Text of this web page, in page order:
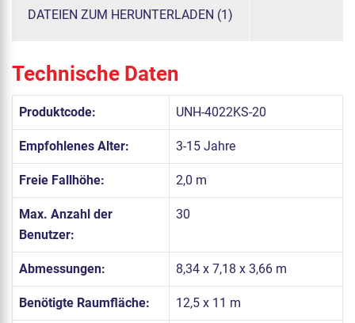
DATEIEN ZUM HERUNTERLADEN (1)
Technische Daten
Produktcode: UNH-4022KS-20
Empfohlenes Alter: 3-15 Jahre
Freie Fallhöhe: 2,0 m
Max. Anzahl der
Benutzer:
30
Abmessungen: 8,34 x 7,18 x 3,66 m
Benötigte Raumfläche: 12,5 x 11 m